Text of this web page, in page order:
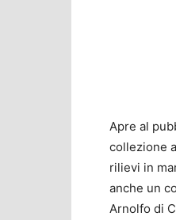
Apre al
collezione
rilievi in
anche un
Arnolfo di